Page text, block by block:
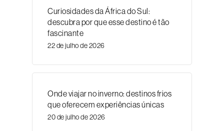
Curiosidades da África do Sul:
descubra por que esse destino é tão
fascinante
22 de julho de 2026
Onde viajar no inverno: destinos frios
que oferecem experiências únicas
20 de julho de 2026